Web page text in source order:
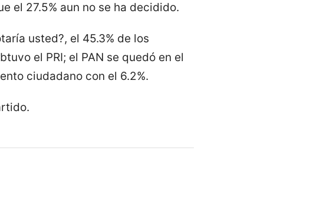
el 27.5% aun no se ha decidido.
usted?, el 45.3% de los
el PRI; el PAN se quedó en el
ciudadano con el 6.2%.